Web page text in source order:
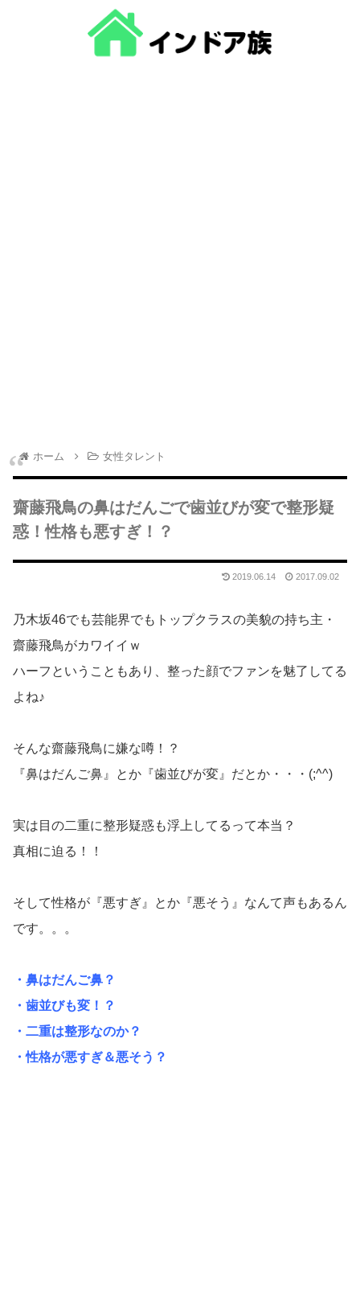
ホーム 女性タレント
齋藤飛鳥の鼻はだんごで歯並びが変で整形疑
惑！性格も悪すぎ！？
2019.06.14 2017.09.02
乃木坂46でも芸能界でもトップクラスの美貌の持ち主・
齋藤飛鳥がカワイイｗ
ハーフということもあり、整った顔でファンを魅了してる
よね♪
そんな齋藤飛鳥に嫌な噂！？
『鼻はだんご鼻』とか『歯並びが変』だとか・・・(;^^)
実は目の二重に整形疑惑も浮上してるって本当？
真相に迫る！！
そして性格が『悪すぎ』とか『悪そう』なんて声もあるん
です。。。
・鼻はだんご鼻？
・歯並びも変！？
・二重は整形なのか？
・性格が悪すぎ＆悪そう？